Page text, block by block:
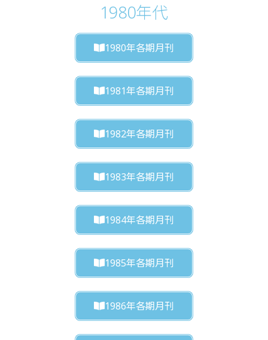
1980年代
1980年各期月刊
1981年各期月刊
1982年各期月刊
1983年各期月刊
1984年各期月刊
1985年各期月刊
1986年各期月刊